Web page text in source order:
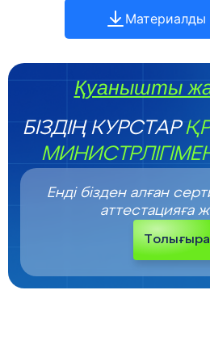
Материалды
Қуанышты
БІЗДІҢ КУРСТАР
Енді бізден алған
аттестацияға